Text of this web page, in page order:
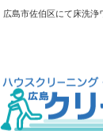
広島市佐伯区にて床洗